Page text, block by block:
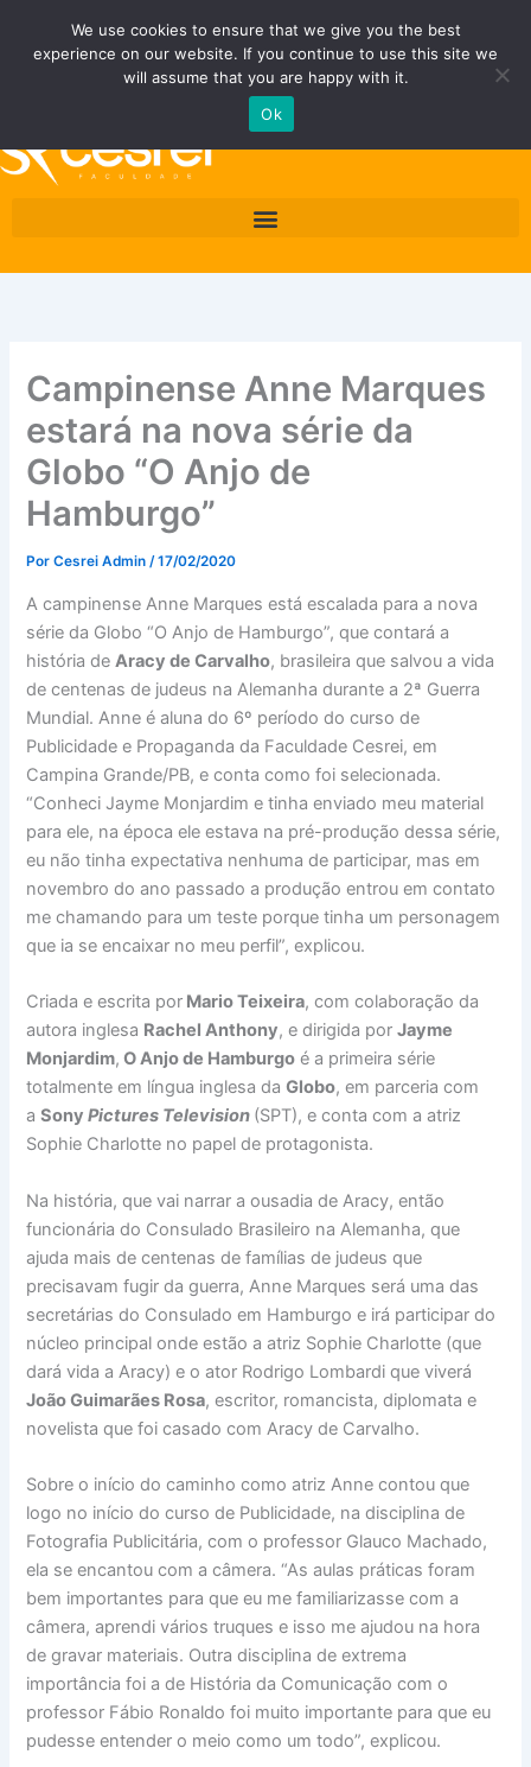
Fale Conosco Área do Área do Aluno/Professor
Quero ser Cesrei
Campinense Anne Marques
estará na nova série da
Globo “O Anjo de
Hamburgo”
PorCesrei Admin/17/02/2020
A campinense Anne Marques está escalada para a nova
série da Globo “O Anjo de Hamburgo”, que contará a
história deAracy de Carvalho, brasileira que salvou a vida
de centenas de judeus na Alemanha durante a 2ª Guerra
Mundial. Anne é aluna do 6º período do curso de
Publicidade e Propaganda da Faculdade Cesrei, em
Campina Grande/PB, e conta como foi selecionada.
“Conheci Jayme Monjardim e tinha enviado meu material
para ele, na época ele estava na pré-produção dessa série,
eu não tinha expectativa nenhuma de participar, mas em
novembro do ano passado a produção entrou em contato
me chamando para um teste porque tinha um personagem
que ia se encaixar no meu perfil”, explicou.
Criada e escrita por Mario Teixeira, com colaboração da
autora inglesa Rachel Anthony, e dirigida porJayme
Monjardim, O Anjo de Hamburgo é a primeira série
totalmente em língua inglesa daGlobo, em parceria com
aSonyPictures Television (SPT), e conta com a atriz
Sophie Charlotte no papel de protagonista.
Na história, que vai narrar a ousadia de Aracy, então
funcionária do Consulado Brasileiro na Alemanha, que
ajuda mais de centenas de famílias de judeus que
precisavam fugir da guerra, Anne Marques será uma das
secretárias do Consulado em Hamburgo e irá participar do
núcleo principal onde estão a atriz Sophie Charlotte (que
dará vida a Aracy) e o ator Rodrigo Lombardi que viverá
João Guimarães Rosa, escritor, romancista, diplomata e
novelista que foi casado com Aracy de Carvalho.
Sobre o início do caminho como atriz Anne contou que
logo no início do curso de Publicidade, na disciplina de
Fotografia Publicitária, com o professor Glauco Machado,
ela se encantou com a câmera. “As aulas práticas foram
bem importantes para que eu me familiarizasse com a
câmera, aprendi vários truques e isso me ajudou na hora
de gravar materiais. Outra disciplina de extrema
importância foi a de História da Comunicação com o
professor Fábio Ronaldo foi muito importante para que eu
pudesse entender o meio como um todo”, explicou.
We use cookies to ensure that we give you the best
experience on our website. If you continue to use this site we
will assume that you are happy with it.
Ok